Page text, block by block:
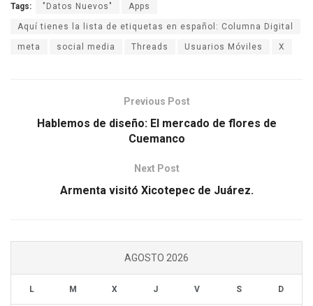
Tags: "Datos Nuevos" Apps
Aquí tienes la lista de etiquetas en español: Columna Digital
meta social media Threads Usuarios Móviles X
Previous Post
Hablemos de diseño: El mercado de flores de
Cuemanco
Next Post
Armenta visitó Xicotepec de Juárez.
AGOSTO 2026
L M X J V S D